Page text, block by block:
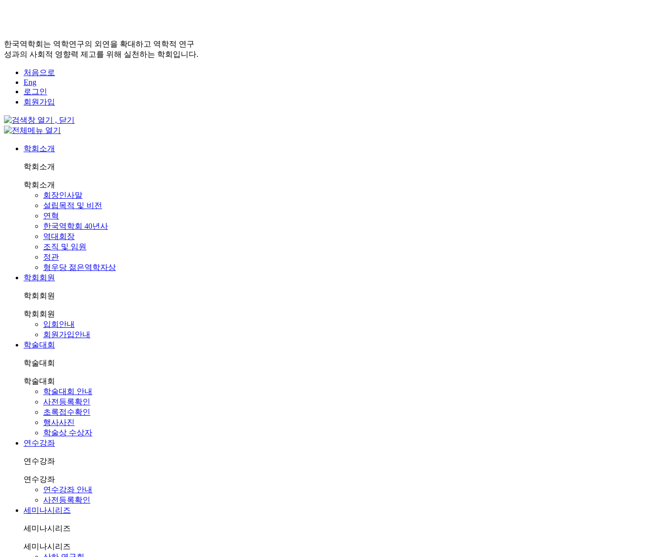
한국역학회는 역학연구의 외연을 확대하고 역학적 연구
성과의 사회적 영향력 제고를 위해 실천하는 학회입니다.
처음으로
Eng
로그인
회원가입
학회소개
학회소개
학회소개
회장인사말
설립목적 및 비전
연혁
한국역학회 40년사
역대회장
조직 및 임원
정관
형우당 젊은역학자상
학회회원
학회회원
학회회원
입회안내
회원가입안내
학술대회
학술대회
학술대회
학술대회 안내
사전등록확인
초록접수확인
행사사진
학술상 수상자
연수강좌
연수강좌
연수강좌
연수강좌 안내
사전등록확인
세미나시리즈
세미나시리즈
세미나시리즈